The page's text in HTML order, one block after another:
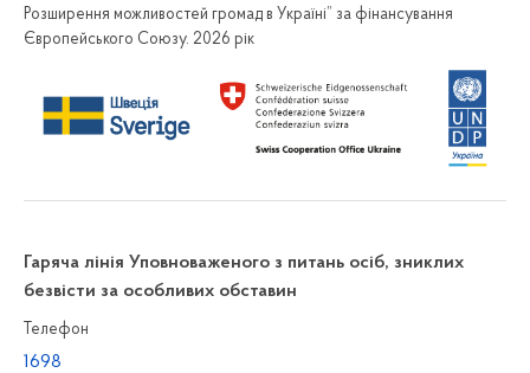
Розширення можливостей громад в Україні” за фінансування
Європейського Союзу. 2026 рік
Гаряча лінія Уповноваженого з питань осіб, зниклих
безвісти за особливих обставин
Телефон
1698